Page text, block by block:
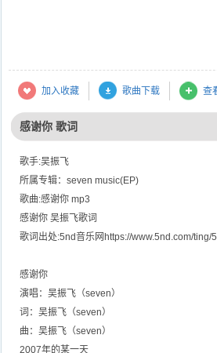
加入收藏 歌曲下载 查
感谢你 歌词
歌手:吴振飞
所属专辑：seven music(EP)
歌曲:感谢你 mp3
感谢你 吴振飞歌词
歌词出处:5nd音乐网https://www.5nd.com/ting/
感谢你
演唱：吴振飞（seven）
词：吴振飞（seven）
曲：吴振飞（seven）
2007年的某一天